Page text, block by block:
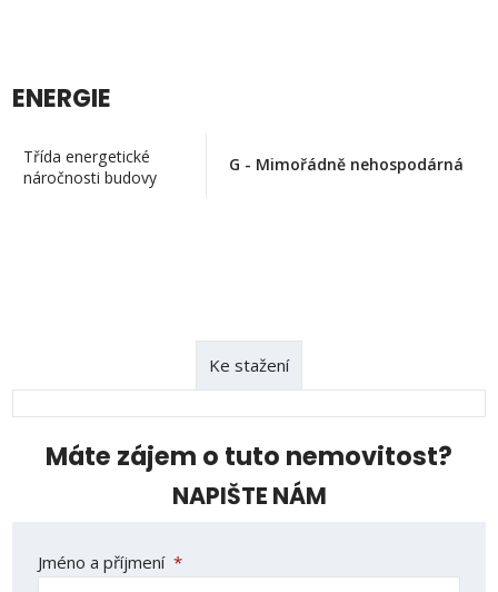
ENERGIE
Třída energetické
náročnosti budovy
G - Mimořádně nehospodárná
Ke stažení
Máte zájem o tuto nemovitost?
NAPIŠTE NÁM
Jméno a příjmení *